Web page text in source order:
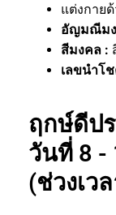
แต่งกาย
อัญมณีม
สีมงคล :
เลขนำโ
ฤกษ์ดีป
วันที่ 8 -
(ช่วงเว